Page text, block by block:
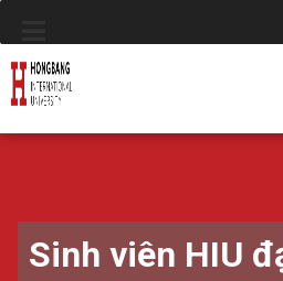
Sinh viên HIU